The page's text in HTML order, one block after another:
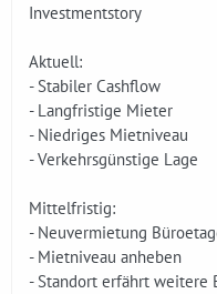
Investmentstory
Aktuell:
- Stabiler Cashflow
- Langfristige Mieter
- Niedriges Mietniveau
- Verkehrsgünstige Lage
Mittelfristig:
- Neuvermietung
- Mietniveau anheben
- Standort erfährt weitere